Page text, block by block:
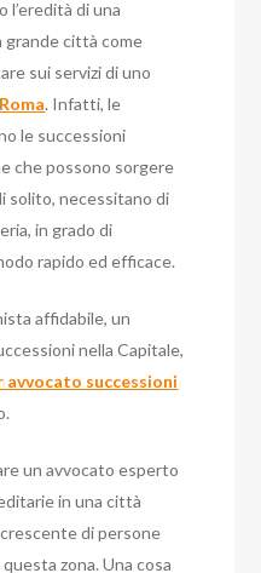
l’eredità di una
città come
sui servizi di uno
. Infatti, le
le successioni
che possono sorgere
solito, necessitano di
in grado di
rapido ed efficace.
affidabile, un
nella Capitale,
avvocato successioni
un avvocato esperto
in una città
di persone
zona. Una cosa